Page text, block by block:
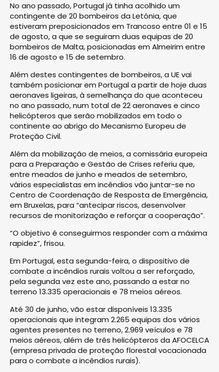
No ano passado, Portugal já tinha acolhido um
contingente de 20 bombeiros da Letónia, que
estiveram preposicionados em Trancoso entre 01 e 15
de agosto, a que se seguiram duas equipas de 20
bombeiros de Malta, posicionadas em Almeirim entre
16 de agosto e 15 de setembro.
Além destes contingentes de bombeiros, a UE vai
também posicionar em Portugal a partir de hoje duas
aeronaves ligeiras, à semelhança do que aconteceu
no ano passado, num total de 22 aeronaves e cinco
helicópteros que serão mobilizados em todo o
continente ao abrigo do Mecanismo Europeu de
Proteção Civil.
Além da mobilização de meios, a comissária europeia
para a Preparação e Gestão de Crises referiu que,
entre meados de junho e meados de setembro,
vários especialistas em incêndios vão juntar-se no
Centro de Coordenação de Resposta de Emergência,
em Bruxelas, para “antecipar riscos, desenvolver
recursos de monitorização e reforçar a cooperação”.
“O objetivo é conseguirmos responder com a máxima
rapidez”, frisou.
Em Portugal, esta segunda-feira, o dispositivo de
combate a incêndios rurais voltou a ser reforçado,
pela segunda vez este ano, passando a estar no
terreno 13.335 operacionais e 78 meios aéreos.
Até 30 de junho, vão estar disponíveis 13.335
operacionais que integram 2.265 equipas dos vários
agentes presentes no terreno, 2.969 veículos e 78
meios aéreos, além de três helicópteros da AFOCELCA
(empresa privada de proteção florestal vocacionada
para o combate a incêndios rurais).